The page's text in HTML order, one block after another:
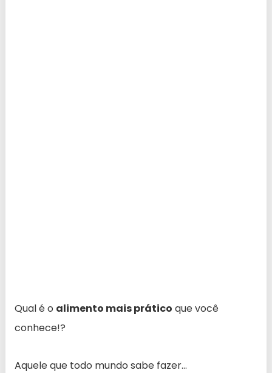
Qual é o alimento mais prático que você
conhece!?
Aquele que todo mundo sabe fazer…